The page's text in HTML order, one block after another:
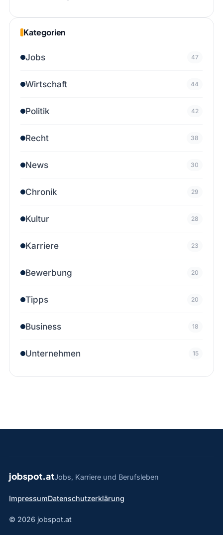
Kategorien
Jobs 47
Wirtschaft 44
Politik 42
Recht 38
News 30
Chronik 29
Kultur 28
Karriere 23
Bewerbung 20
Tipps 20
Business 18
Unternehmen 15
jobspot.atJobs, Karriere und Berufsleben
ImpressumDatenschutzerklärung
© 2026 jobspot.at